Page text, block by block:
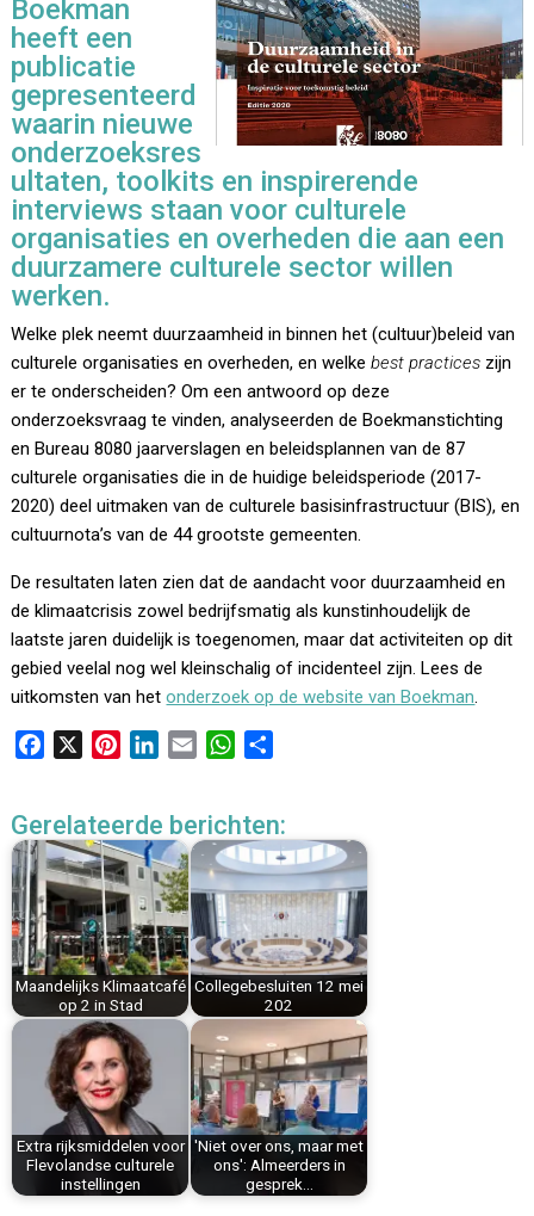
Boekman
heeft een
publicatie
gepresenteerd
waarin nieuwe
onderzoeksres
ultaten, toolkits en inspirerende
interviews staan voor culturele
organisaties en overheden die aan een
duurzamere culturele sector willen
werken.
Welke plek neemt duurzaamheid in binnen het (cultuur)beleid van
culturele organisaties en overheden, en welkebest practices zijn
er te onderscheiden? Om een antwoord op deze
onderzoeksvraag te vinden, analyseerden de Boekmanstichting
en Bureau 8080 jaarverslagen en beleidsplannen van de 87
culturele organisaties die in de huidige beleidsperiode (2017-
2020) deel uitmaken van de culturele basisinfrastructuur (BIS), en
cultuurnota’s van de 44 grootste gemeenten.
De resultaten laten zien dat de aandacht voor duurzaamheid en
de klimaatcrisis zowel bedrijfsmatig als kunstinhoudelijk de
laatste jaren duidelijk is toegenomen, maar dat activiteiten op dit
gebied veelal nog wel kleinschalig of incidenteel zijn. Lees de
uitkomsten van hetonderzoek op de website van Boekman.
e
b
o
o
k
t
e
r
e
s
t
k
e
d
I
n
i
l
W
t
s
A
p
p
e
n
Gerelateerde berichten:
Maandelijks Klimaatcafé
op 2 in Stad
Collegebesluiten 12 mei
202
Extra rijksmiddelen voor
Flevolandse culturele
instellingen
'Niet over ons, maar met
ons': Almeerders in
gesprek…